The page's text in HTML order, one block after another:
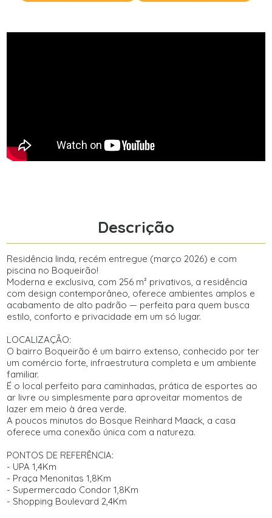
Descrição
Residência linda, recém entregue (março 2026) e com
piscina no Boqueirão!
Moderna e exclusiva, com 256 m² privativos, a residência
com design contemporâneo, oferece ambientes amplos e
acabamento de alto padrão — perfeita para quem busca
estilo, conforto e privacidade em um só lugar.
LOCALIZAÇÃO:
O bairro Boqueirão é um bairro extenso, conhecido por ter
um comércio forte, infraestrutura completa e um ambiente
familiar.
É o local perfeito para caminhadas, prática de esportes ao
ar livre ou simplesmente para aproveitar momentos de
lazer em meio à área verde.
A poucos minutos do Bosque Reinhard Maack, a casa
oferece uma conexão única com a natureza.
PONTOS DE REFERÊNCIA:
- UPA 1,4Km
- Praça Menonitas 1,8Km
- Supermercado Condor 1,8Km
- Shopping Boulevard 2,4Km